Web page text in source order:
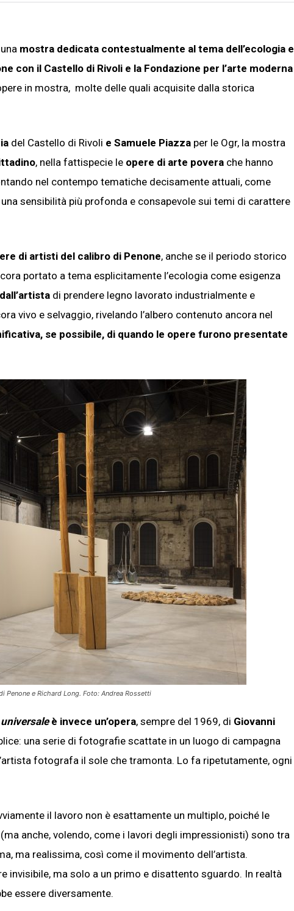
mostra dedicata contestualmente al tema dell’ecologia e
con il Castello di Rivoli e la Fondazione per l’arte moderna
in mostra, molte delle quali acquisite dalla storica
del Castello di Rivoli e Samuele Piazza per le Ogr, la mostra
, nella fattispecie le opere di arte povera che hanno
nel contempo tematiche decisamente attuali, come
sensibilità più profonda e consapevole sui temi di carattere
di artisti del calibro di Penone, anche se il periodo storico
portato a tema esplicitamente l’ecologia come esigenza
di prendere legno lavorato industrialmente e
vivo e selvaggio, rivelando l’albero contenuto ancora nel
se possibile, di quando le opere furono presentate
Penone e Richard Long. Foto: Andrea Rossetti
è invece un’opera, sempre del 1969, di Giovanni
una serie di fotografie scattate in un luogo di campagna
fotografa il sole che tramonta. Lo fa ripetutamente, ogni
il lavoro non è esattamente un multiplo, poiché le
anche, volendo, come i lavori degli impressionisti) sono tra
ma realissima, così come il movimento dell’artista.
invisibile, ma solo a un primo e disattento sguardo. In realtà
essere diversamente.